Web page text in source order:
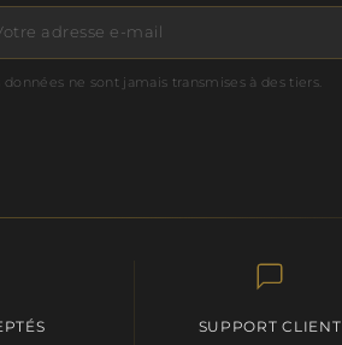
données ne sont jamais transmises à des tiers.
SUPPORT CLIENT